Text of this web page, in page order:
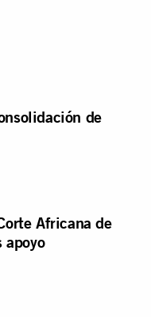
de
Africana de
apoyo